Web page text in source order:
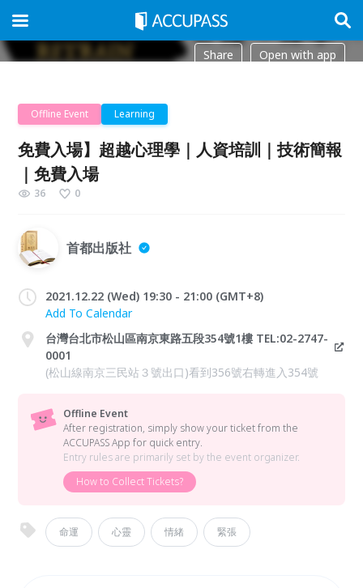
Share Open with app
Offline Event Learning
免費入場】超越心理學｜人資培訓｜技術簡報
｜免費入場
36 0
首都出版社
2021.12.22 (Wed) 19:30 - 21:00 (GMT+8)
Add To Calendar
台灣台北市松山區南京東路五段354號1樓 TEL:02-2747-
0001
(松山線南京三民站３號出口)看到356號右轉進入354號
Offline Event
After registration, simply show your ticket from the
ACCUPASS App for quick entry.
Entry rules are primarily set by the event organizer.
How to Collect Tickets?
命運 心靈 情緒 緊張